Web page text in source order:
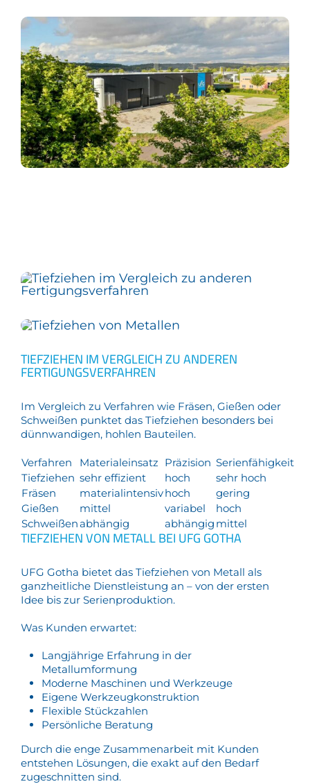
TIEFZIEHEN IM VERGLEICH ZU ANDEREN
FERTIGUNGSVERFAHREN
Im Vergleich zu Verfahren wie Fräsen, Gießen oder
Schweißen punktet das Tiefziehen besonders bei
dünnwandigen, hohlen Bauteilen.
Verfahren Materialeinsatz Präzision Serienfähigkeit
Tiefziehen sehr effizient hoch
sehr hoch
Fräsen
materialintensivhoch
gering
Gießen
mittel variabel
hoch
Schweißenabhängig abhängig mittel
TIEFZIEHEN VON METALL BEI UFG GOTHA
UFG Gotha bietet das Tiefziehen von Metall als
ganzheitliche Dienstleistung an – von der ersten
Idee bis zur Serienproduktion.
Was Kunden erwartet:
Langjährige Erfahrung in der
Metallumformung
Moderne Maschinen und Werkzeuge
Eigene Werkzeugkonstruktion
Flexible Stückzahlen
Persönliche Beratung
Durch die enge Zusammenarbeit mit Kunden
entstehen Lösungen, die exakt auf den Bedarf
zugeschnitten sind.